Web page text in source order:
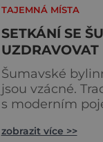
TAJEMNÁ MÍSTA
SETKÁNÍ SE
UZDRAVOVAT
Šumavské
jsou vzácné.
s moderním
totálně
zobrazit více >>